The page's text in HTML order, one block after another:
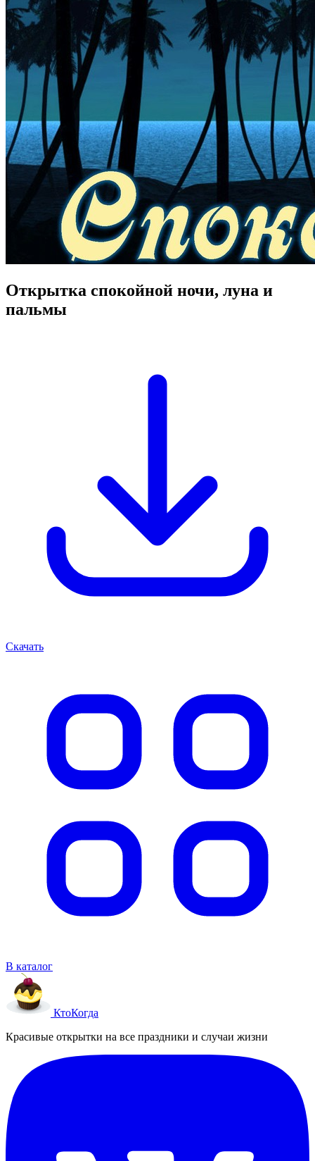
Открытка спокойной ночи, луна и
пальмы
Скачать
В каталог
КтоКогда
Красивые открытки на все праздники и случаи жизни